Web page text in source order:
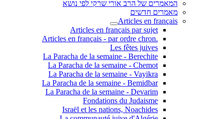
המאמרים של הרב אורי שרקי לפי נושא
מאמרים חדשים
Articles en français
Articles en français par sujet
.Articles en français - par ordre chron
Les fêtes juives
La Paracha de la semaine - Berechite
La Paracha de la semaine - Chemot
La Paracha de la semaine - Vayikra
La Paracha de la semaine - Bemidbar
La Paracha de la semaine - Devarim
Fondations du Judaisme
Israël et les nations, Noachides